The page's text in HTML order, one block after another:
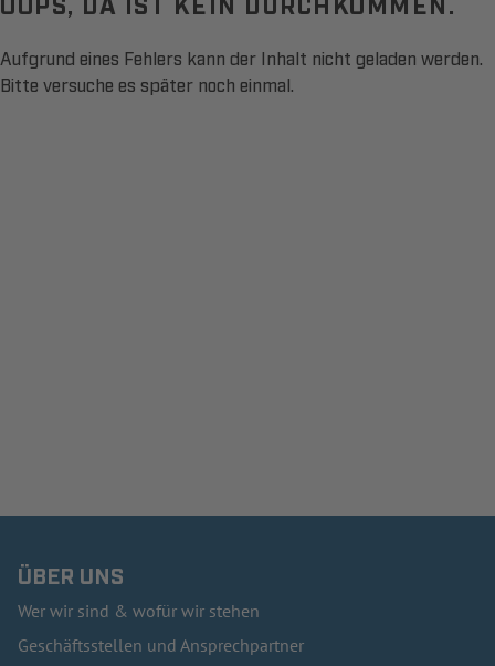
Aufgrund eines Fehlers kann der Inhalt nicht geladen werden.
Bitte versuche es später noch einmal.
ÜBER UNS
Wer wir sind & wofür wir stehen
Geschäftsstellen und Ansprechpartner